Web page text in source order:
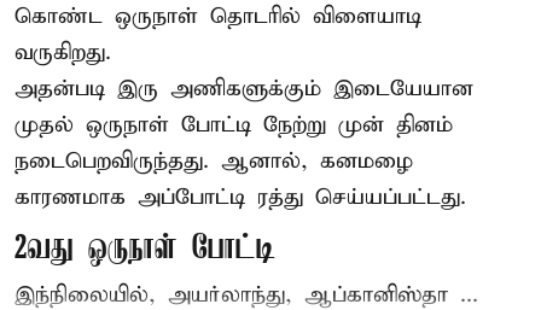
கொண்ட ஒருநாள் தொடரில் விளையாடி
வருகிறது.
அதன்படி இரு அணிகளுக்கும் இடையேயான
முதல் ஒருநாள் போட்டி நேற்று முன் தினம்
நடைபெறவிருந்தது. ஆனால், கனமழை
காரணமாக அப்போட்டி ரத்து செய்யப்பட்டது.
2வது ஒருநாள் போட்டி
இந்நிலையில், அயர்லாந்து, ஆப்கானிஸ்தா ...